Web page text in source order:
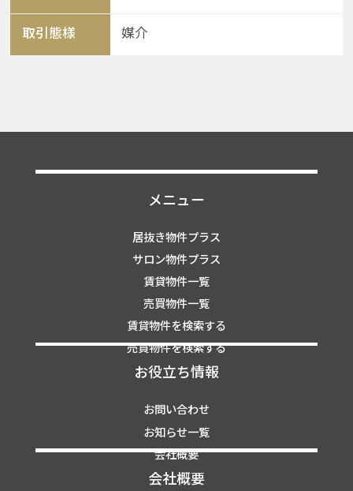
取引態様 媒介
メニュー
居抜き物件プラス
サロン物件プラス
賃貸物件一覧
売買物件一覧
賃貸物件を検索する
売買物件を検索する
お役立ち情報
お問い合わせ
お知らせ一覧
会社概要
会社概要